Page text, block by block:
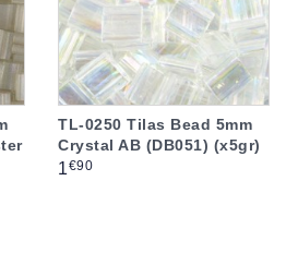
TL-0250 Tilas Bead 5mm
Crystal AB (DB051) (x5gr)
Prix
1€90